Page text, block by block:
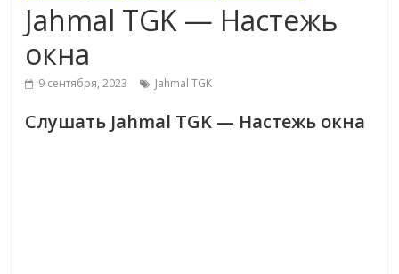
Jahmal TGK — Настежь
окна
9 сентября, 2023 Jahmal TGK
Слушать Jahmal TGK — Настежь окна